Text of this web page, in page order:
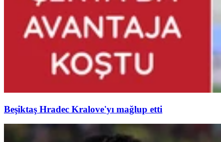
Beşiktaş Hradec Kralove'yı mağlup etti